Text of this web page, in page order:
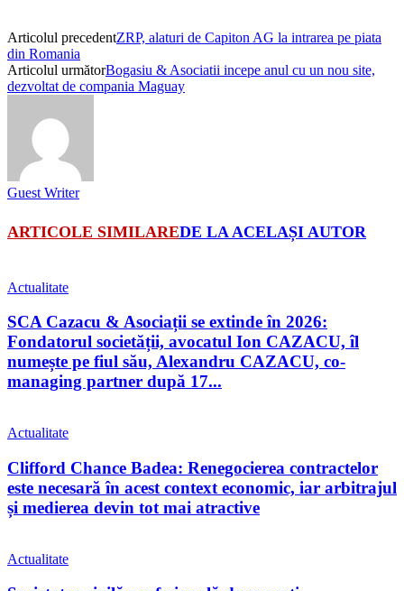
Articolul precedentZRP, alaturi de Capiton AG la intrarea pe piata
din Romania
Articolul următorBogasiu & Asociatii incepe anul cu un nou site,
dezvoltat de compania Maguay
Guest Writer
ARTICOLE SIMILAREDE LA ACELAȘI AUTOR
Actualitate
SCA Cazacu & Asociații se extinde în 2026:
Fondatorul societății, avocatul Ion CAZACU, îl
numește pe fiul său, Alexandru CAZACU, co-
managing partner după 17...
Actualitate
Clifford Chance Badea: Renegocierea contractelor
este necesară în acest context economic, iar arbitrajul
și medierea devin tot mai atractive
Actualitate